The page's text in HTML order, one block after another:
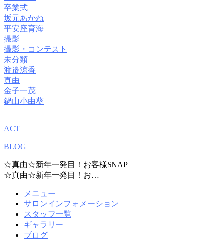
卒業式
坂元あかね
平安座育海
撮影
撮影・コンテスト
未分類
渡邉涼香
真由
金子一茂
鍋山小由葵
ACT
BLOG
☆真由☆新年一発目！お客様SNAP
☆真由☆新年一発目！お…
メニュー
サロンインフォメーション
スタッフ一覧
ギャラリー
ブログ